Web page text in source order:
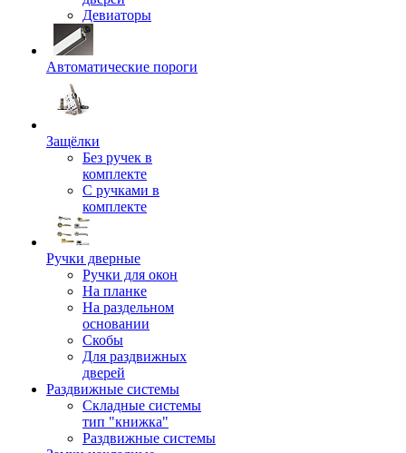
Девиаторы
Автоматические пороги
Защёлки
Без ручек в
комплекте
С ручками в
комплекте
Ручки дверные
Ручки для окон
На планке
На раздельном
основании
Скобы
Для раздвижных
дверей
Раздвижные системы
Складные системы
тип "книжка"
Раздвижные системы